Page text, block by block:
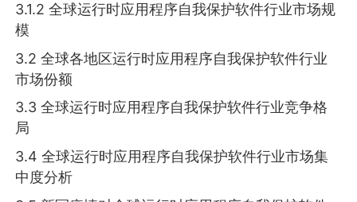
3.1.2 全球运行时应用程序自我保护软件行业市场规
模
3.2 全球各地区运行时应用程序自我保护软件行业
市场份额
3.3 全球运行时应用程序自我保护软件行业竞争格
局
3.4 全球运行时应用程序自我保护软件行业市场集
中度分析